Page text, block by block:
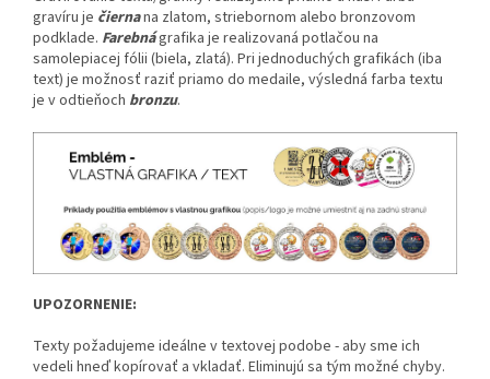
gravíru je čiernana zlatom, striebornom alebo bronzovom
podklade. Farebnágrafika je realizovaná potlačou na
samolepiacej fólii (biela, zlatá). Pri jednoduchých grafikách (iba
text) je možnosť raziť priamo do medaile, výsledná farba textu
je v odtieňoch bronzu.
UPOZORNENIE:
Texty požadujeme ideálne v textovej podobe - aby sme ich
vedeli hneď kopírovať a vkladať. Eliminujú sa tým možné chyby.